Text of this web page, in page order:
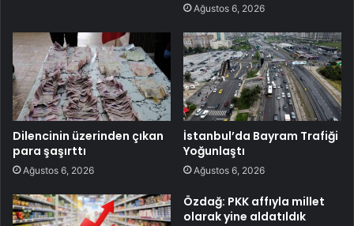
Ağustos 6, 2026
Dilencinin üzerinden çıkan
para şaşırttı
Ağustos 6, 2026
İstanbul’da Bayram Trafiği
Yoğunlaştı
Ağustos 6, 2026
Özdağ: PKK affıyla millet
olarak yine aldatıldık